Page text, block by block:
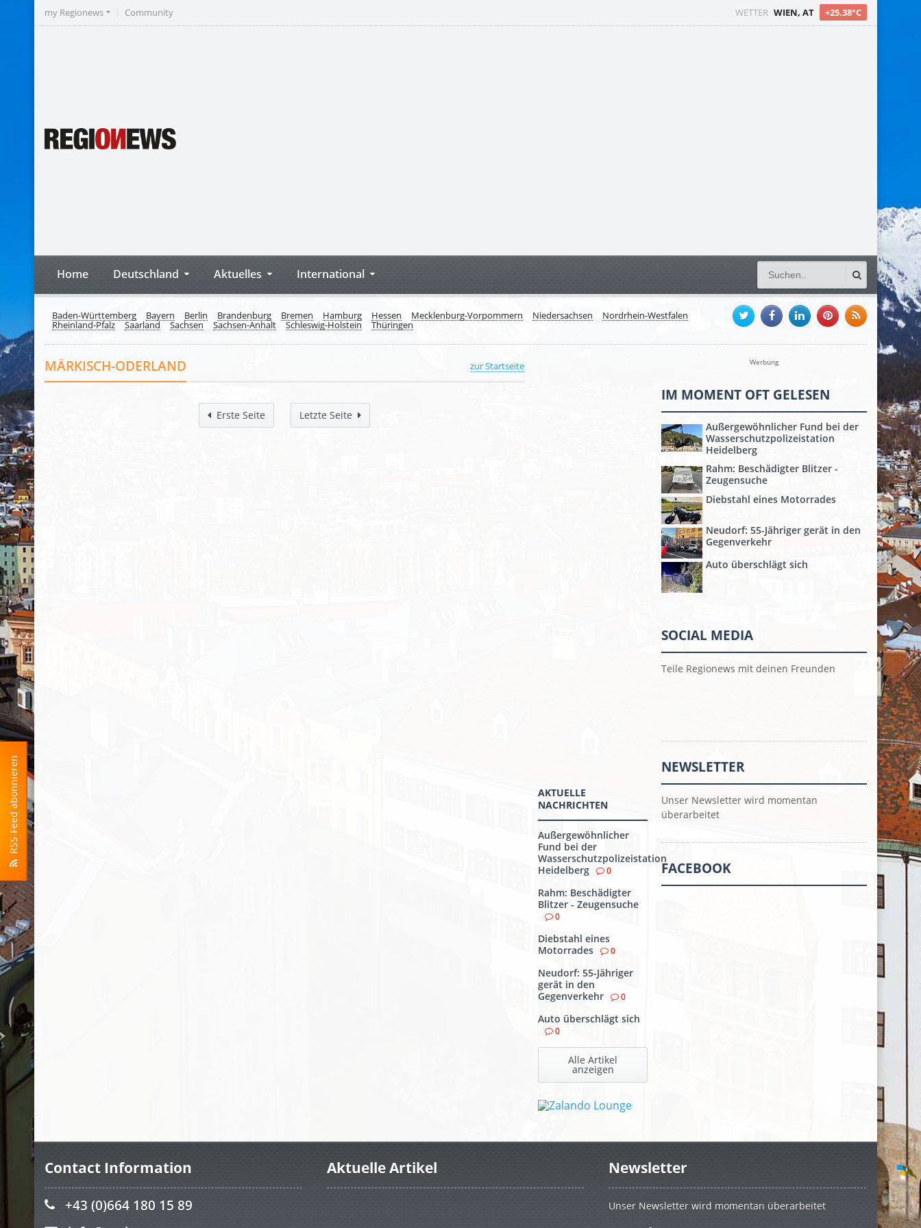
RSS-Feed abonnieren
WETTER WIEN, AT +25.38°C
my Regionews Community
Home Deutschland Aktuelles International
Baden-Württemberg Bayern Berlin Brandenburg Bremen Hamburg Hessen Mecklenburg-Vorpommern Niedersachsen Nordrhein-Westfalen
Rheinland-Pfalz Saarland Sachsen Sachsen-Anhalt Schleswig-Holstein Thüringen
zur Startseite
MÄRKISCH-ODERLAND
Erste Seite Letzte Seite
AKTUELLE
NACHRICHTEN
Außergewöhnlicher
Fund bei der
Wasserschutzpolizeistation
Heidelberg
0
Rahm: Beschädigter
Blitzer - Zeugensuche
0
Diebstahl eines
Motorrades
0
Neudorf: 55-Jähriger
gerät in den
Gegenverkehr
0
Auto überschlägt sich
0
Alle Artikel
anzeigen
Werbung
IM MOMENT OFT GELESEN
Außergewöhnlicher Fund bei der
Wasserschutzpolizeistation
Heidelberg
Rahm: Beschädigter Blitzer -
Zeugensuche
Diebstahl eines Motorrades
Neudorf: 55-Jähriger gerät in den
Gegenverkehr
Auto überschlägt sich
SOCIAL MEDIA
Teile Regionews mit deinen Freunden
NEWSLETTER
Unser Newsletter wird momentan
überarbeitet
FACEBOOK
Contact Information
+43 (0)664 180 15 89
Aktuelle Artikel Newsletter
Unser Newsletter wird momentan überarbeitet